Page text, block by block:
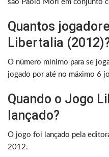
são Paolo Mori em conjunto
Quantos
Libertalia
O número mínimo para se
jogado por até no máximo 6
Quando o Jogo
lançado?
O jogo foi lançado pela
2012.